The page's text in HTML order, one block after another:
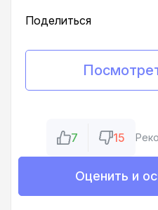
Поделиться
7 15
Оценить и